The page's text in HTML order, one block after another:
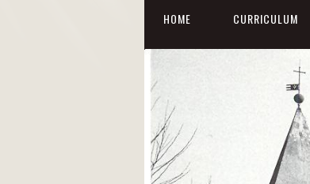
HOME CURRICULUM